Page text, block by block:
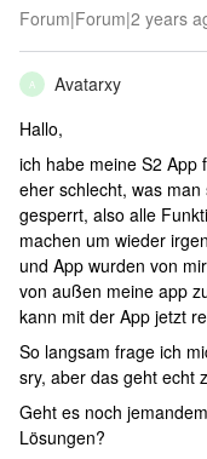
Forum|Forum|2 years
A
Avatarxy
Hallo,
ich habe meine S2 App
eher schlecht, was
gesperrt, also alle
machen um wieder
und App wurden von
von außen meine app
kann mit der App jetzt
So langsam frage ich
sry, aber das geht echt
Geht es noch
Lösungen?